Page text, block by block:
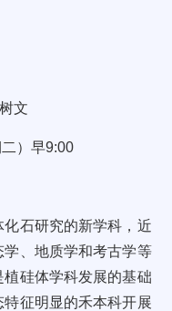
文
）早9:00
石研究的新学科，近
、地质学和考古学等
硅体学科发展的基础
征明显的禾本科开展